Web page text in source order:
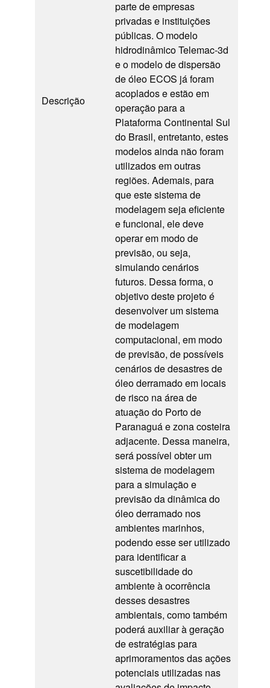
Descrição
parte de empresas
privadas e instituições
públicas. O modelo
hidrodinâmico Telemac-3d
e o modelo de dispersão
de óleo ECOS já foram
acoplados e estão em
operação para a
Plataforma Continental Sul
do Brasil, entretanto, estes
modelos ainda não foram
utilizados em outras
regiões. Ademais, para
que este sistema de
modelagem seja eficiente
e funcional, ele deve
operar em modo de
previsão, ou seja,
simulando cenários
futuros. Dessa forma, o
objetivo deste projeto é
desenvolver um sistema
de modelagem
computacional, em modo
de previsão, de possíveis
cenários de desastres de
óleo derramado em locais
de risco na área de
atuação do Porto de
Paranaguá e zona costeira
adjacente. Dessa maneira,
será possível obter um
sistema de modelagem
para a simulação e
previsão da dinâmica do
óleo derramado nos
ambientes marinhos,
podendo esse ser utilizado
para identificar a
suscetibilidade do
ambiente à ocorrência
desses desastres
ambientais, como também
poderá auxiliar à geração
de estratégias para
aprimoramentos das ações
potenciais utilizadas nas